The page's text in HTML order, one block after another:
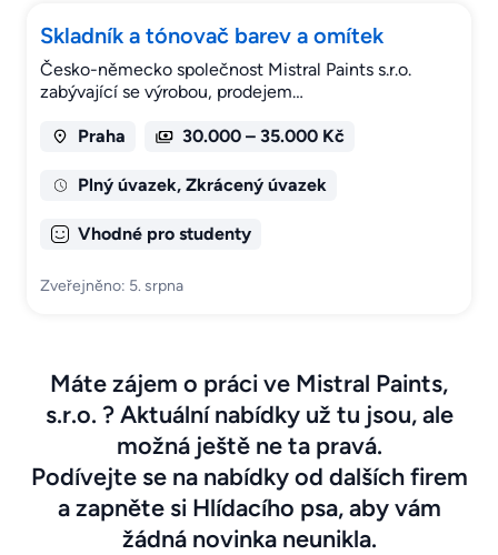
Skladník a tónovač barev a omítek
Česko-německo společnost Mistral Paints s.r.o.
zabývající se výrobou, prodejem…
Praha 30.000 – 35.000 Kč
Plný úvazek, Zkrácený úvazek
Vhodné pro studenty
Zveřejněno: 5. srpna
Máte zájem o práci ve Mistral Paints,
s.r.o. ? Aktuální nabídky už tu jsou, ale
možná ještě ne ta pravá.
Podívejte se na nabídky od dalších firem
a zapněte si Hlídacího psa, aby vám
žádná novinka neunikla.